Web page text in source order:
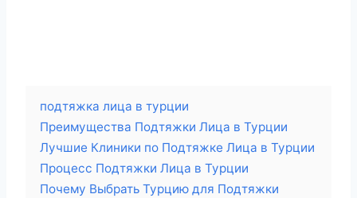
подтяжка лица в турции
Преимущества Подтяжки Лица в Турции
Лучшие Клиники по Подтяжке Лица в Турции
Процесс Подтяжки Лица в Турции
Почему Выбрать Турцию для Подтяжки